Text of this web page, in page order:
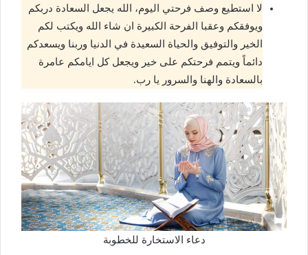
لا استطيع وصف فرحتي اليوم، الله يجعل السعادة دربكم
ويوفقكم وعقبا الفرحة الكبيرة ان شاء الله ويكتب لكم
الخير والتوفيق والحياة السعيدة في الدنيا وربنا ويسعدكم
دائماً ويتمم فرحتكم على خير ويجعل كل ايامكم عامرة
بالسعادة والهنا والسرور يا رب.
دعاء الاستخارة للخطوبة